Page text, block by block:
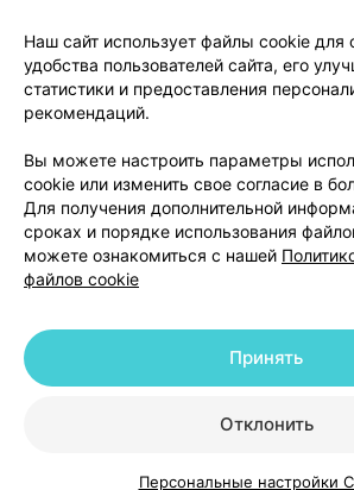
О проекте
Новости
Размещение рекламы
Публичный договор
Способы оплаты
Вакансии
Написать руководителю
Написать в поддержку
Персональные настройки
© 2026 ООО «Артокс Лаб», УНП 191700409 |
+375 291212755
Наш сайт использует файлы cookie для
удобства пользователей сайта, его
статистики и предоставления
рекомендаций.
Вы можете настроить параметры
cookie или изменить свое согласие в
Для получения дополнительной
сроках и порядке использования
можете ознакомиться с нашей
файлов cookie
Отклонить
Принять
Персональные настройки